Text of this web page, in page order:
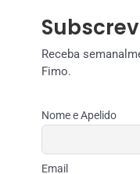
Receba
Fimo.
Nome e Apelido
Email